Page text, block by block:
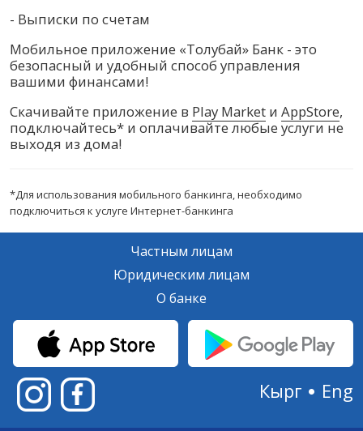
- Выписки по счетам
Мобильное приложение «Толубай» Банк - это
безопасный и удобный способ управления
вашими финансами!
Скачивайте приложение в Play Market и AppStore,
подключайтесь* и оплачивайте любые услуги не
выходя из дома!
*Для использования мобильного банкинга, необходимо
подключиться к услуге Интернет-банкинга
Частным лицам
Юридическим лицам
О банке
Eng
Кырг